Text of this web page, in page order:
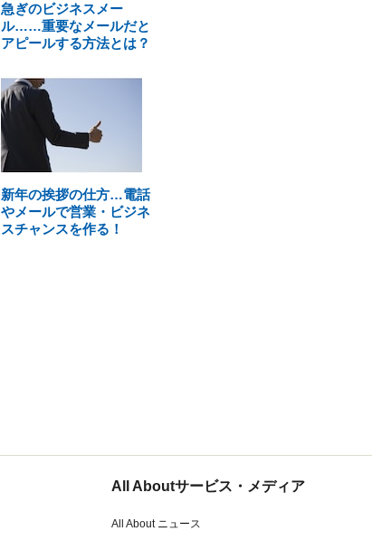
急ぎのビジネスメー
ル……重要なメールだと
アピールする方法とは？
新年の挨拶の仕方…電話
やメールで営業・ビジネ
スチャンスを作る！
All Aboutサービス・メディア
All About ニュース